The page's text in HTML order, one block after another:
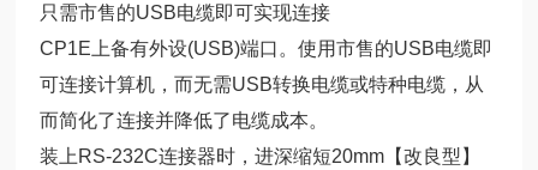
只需市售的USB电缆即可实现连接
CP1E上备有外设(USB)端口。使用市售的USB电缆即
可连接计算机，而无需USB转换电缆或特种电缆，从
而简化了连接并降低了电缆成本。
装上RS-232C连接器时，进深缩短20mm【改良型】